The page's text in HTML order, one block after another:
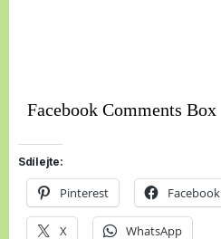
Facebook Comments Box
Sdílejte:
Pinterest Facebook
X WhatsApp